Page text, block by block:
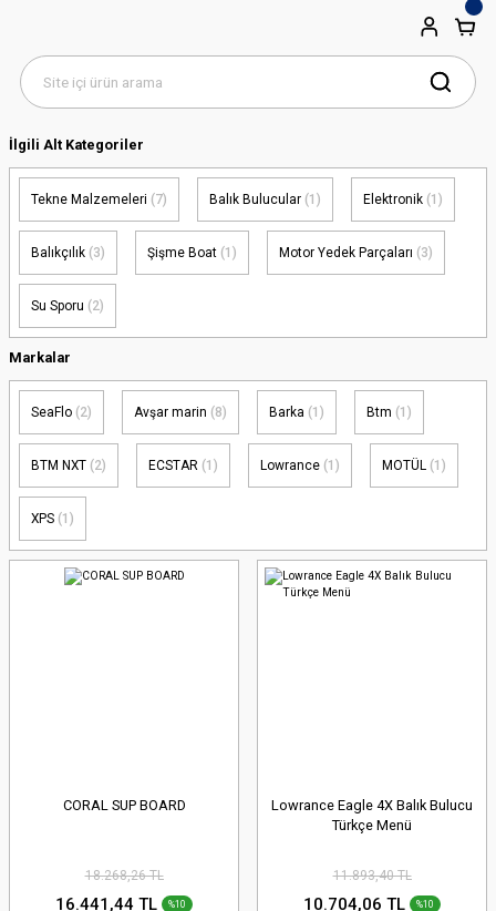
İlgili Alt Kategoriler
Tekne Malzemeleri (7) Balık Bulucular (1) Elektronik (1)
Balıkçılık (3) Şişme Boat (1) Motor Yedek Parçaları (3)
Su Sporu (2)
Markalar
SeaFlo (2) Avşar marin (8) Barka (1) Btm (1)
BTM NXT (2) ECSTAR (1) Lowrance (1) MOTÜL (1)
XPS (1)
CORAL SUP BOARD
18.268,26 TL
16.441,44 TL %10
Lowrance Eagle 4X Balık Bulucu
Türkçe Menü
11.893,40 TL
10.704,06 TL %10